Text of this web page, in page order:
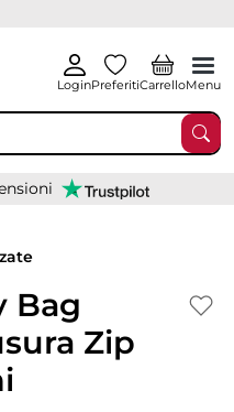
LoginPreferitiCarrelloMenu
Bag
Zip